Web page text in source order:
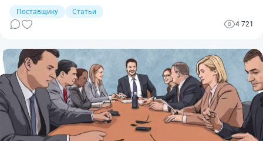
Поставщику
Статьи
4 721